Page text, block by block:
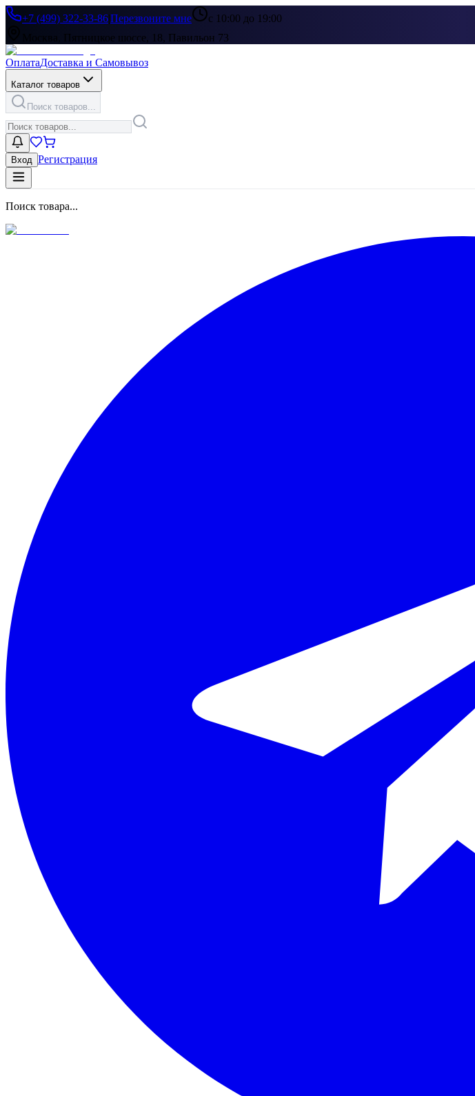
+7 (499) 322-33-86|Перезвоните мне
с 10:00 до 19:00
Москва, Пятницкое шоссе, 18, Павильон 73
ОплатаДоставка и Самовывоз
Каталог товаров
Поиск товаров...
Вход Регистрация
Поиск товара...